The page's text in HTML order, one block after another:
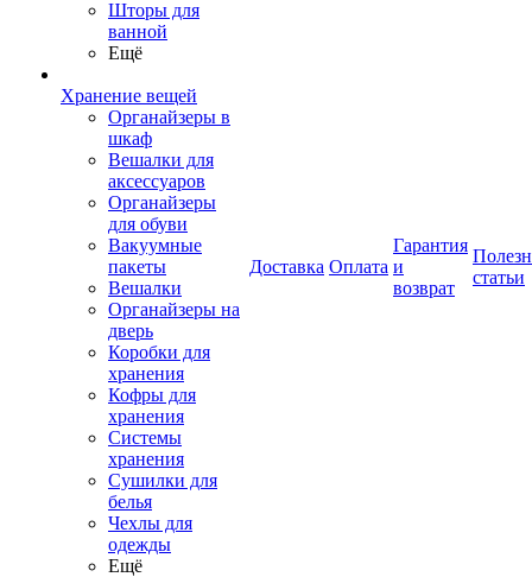
Шторы для
ванной
Ещё
Хранение вещей
Органайзеры в
шкаф
Вешалки для
аксессуаров
Органайзеры
для обуви
Вакуумные
пакеты
Вешалки
Органайзеры на
дверь
Коробки для
хранения
Кофры для
хранения
Системы
хранения
Сушилки для
белья
Чехлы для
одежды
Ещё
Доставка Оплата
Гарантия
и
возврат
статьи